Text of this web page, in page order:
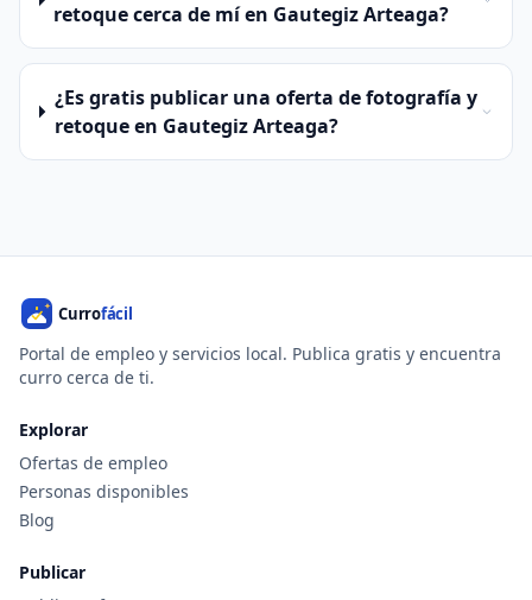
retoque cerca de mí en Gautegiz Arteaga?
¿Es gratis publicar una oferta de fotografía y
retoque en Gautegiz Arteaga?
Portal de empleo y servicios local. Publica gratis y encuentra
curro cerca de ti.
Explorar
Ofertas de empleo
Personas disponibles
Blog
Publicar